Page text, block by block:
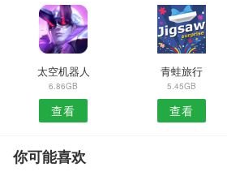
太空机器人
6.86GB
查看
青蛙旅行
5.45GB
查看
你可能喜欢